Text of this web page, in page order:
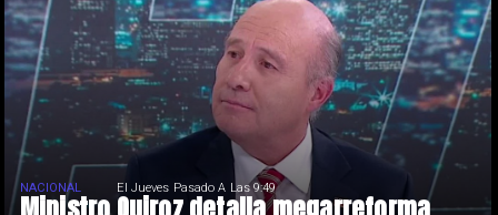
NACIONAL El Jueves Pasado A Las 9:49